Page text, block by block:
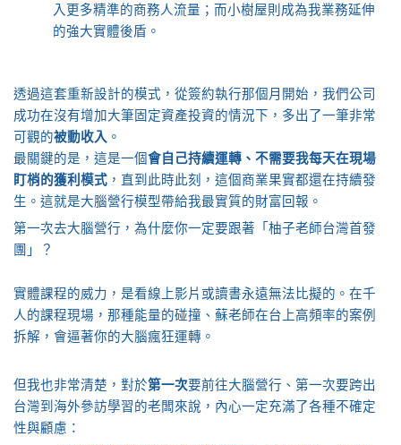
入更多精準的商務人流量；而小樹屋則成為我業務延伸
的強大實體後盾。
透過這套重新設計的模式，從簽約執行那個月開始，我們公司
成功在沒有增加大筆固定資產投資的情況下，多出了一筆非常
可觀的被動收入 。
最關鍵的是，這是一個會自己持續運轉、不需要我每天在現場
盯梢的獲利模式 ，直到此時此刻，這個商業果實都還在持續發
生。這就是大腦營行模型帶給我最實質的財富回報。
第一次去大腦營行，為什麼你一定要跟著「柚子老師台灣首發
團」？
實體課程的威力，是看線上影片或讀書永遠無法比擬的。在千
人的課程現場，那種能量的碰撞、蘇老師在台上高頻率的案例
拆解，會逼著你的大腦瘋狂運轉。
但我也非常清楚，對於第一次要前往大腦營行、第一次要跨出
台灣到海外參訪學習的老闆來說，內心一定充滿了各種不確定
性與顧慮：